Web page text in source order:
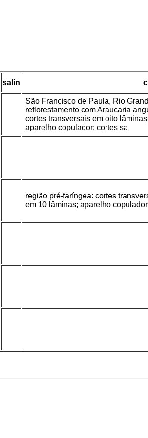
salin
São Francisco de Paula, Rio
reflorestamento com Araucaria
cortes transversais em oito
aparelho copulador: cortes sa
região pré-faríngea: cortes
em 10 lâminas; aparelho